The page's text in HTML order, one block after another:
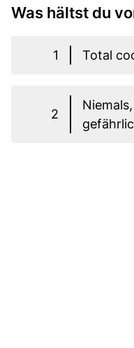
Was hältst du
1 Total
2